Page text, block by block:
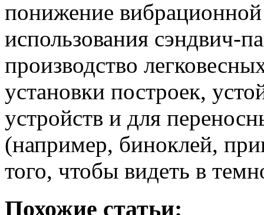
понижение
использования сэндвич-
производство
установки построек,
устройств и для
(например, биноклей,
того, чтобы видеть в
Похожие статьи: